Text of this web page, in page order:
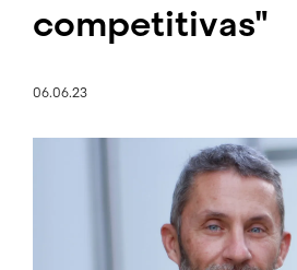
competitivas"
06.06.23